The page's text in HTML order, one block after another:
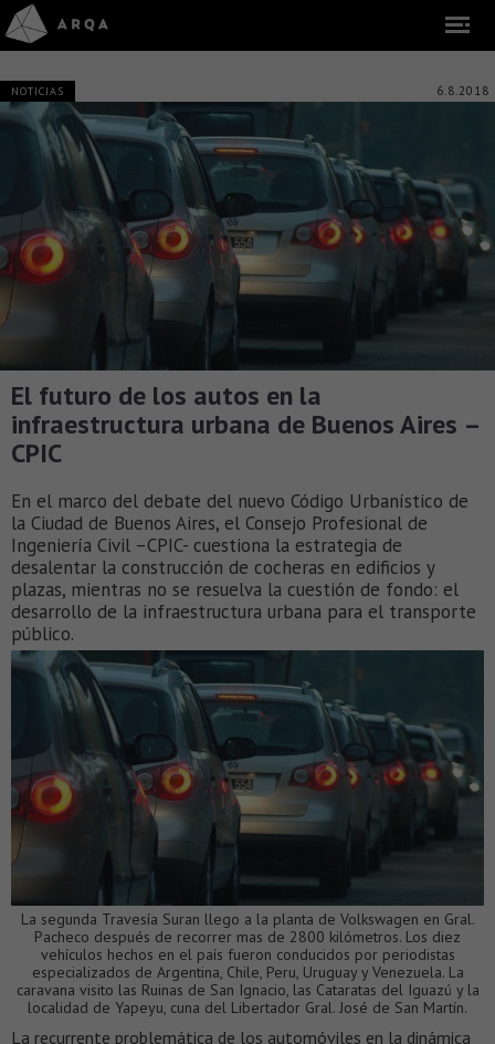
NOTICIAS 6.8.2018
El futuro de los autos en la
infraestructura urbana de Buenos Aires –
CPIC
En el marco del debate del nuevo Código Urbanístico de
la Ciudad de Buenos Aires, el Consejo Profesional de
Ingeniería Civil –CPIC- cuestiona la estrategia de
desalentar la construcción de cocheras en edificios y
plazas, mientras no se resuelva la cuestión de fondo: el
desarrollo de la infraestructura urbana para el transporte
público.
La segunda Travesía Suran llego a la planta de Volkswagen en Gral.
Pacheco después de recorrer mas de 2800 kilómetros. Los diez
vehículos hechos en el país fueron conducidos por periodistas
especializados de Argentina, Chile, Peru, Uruguay y Venezuela. La
caravana visito las Ruinas de San Ignacio, las Cataratas del Iguazú y la
localidad de Yapeyu, cuna del Libertador Gral. José de San Martín.
La recurrente problemática de los automóviles en la dinámica